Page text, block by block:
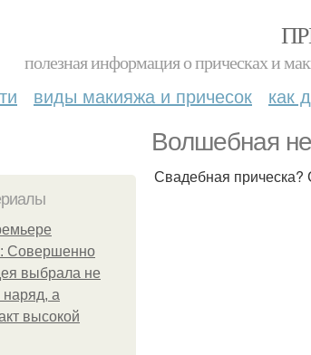
полезная информация о прическах и
виды макияжа и причесок как
Волшебная
Совершенно
выбрала не
наряд, а
высокой
Свадебная